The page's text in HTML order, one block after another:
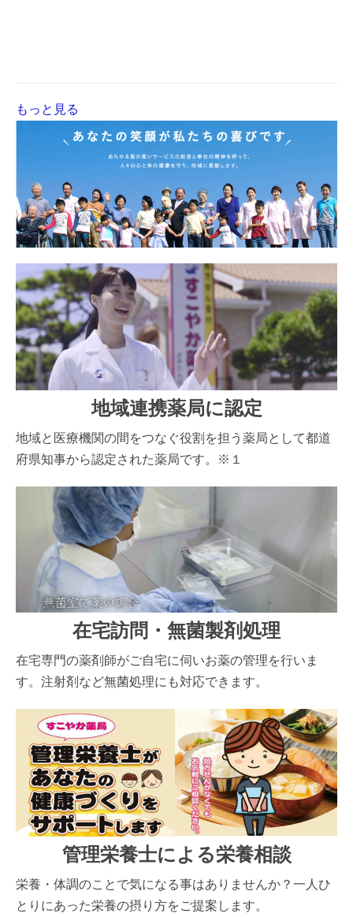
もっと見る
地域連携薬局に認定
地域と医療機関の間をつなぐ役割を担う薬局として都道
府県知事から認定された薬局です。※１
在宅訪問・無菌製剤処理
在宅専門の薬剤師がご自宅に伺いお薬の管理を行いま
す。注射剤など無菌処理にも対応できます。
管理栄養士による栄養相談
栄養・体調のことで気になる事はありませんか？一人ひ
とりにあった栄養の摂り方をご提案します。